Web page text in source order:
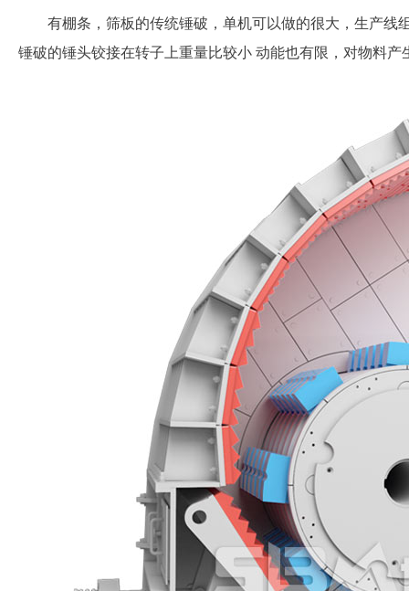
有棚条，筛板的传统锤破，单机可以做的很大，生产线
锤破的锤头铰接在转子上重量比较小 动能也有限，对物料